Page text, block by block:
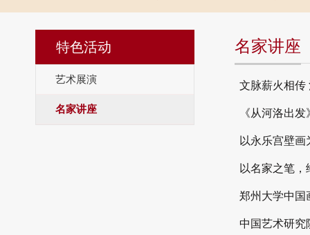
特色活动
艺术展演
名家讲座
名家讲座
文脉薪火相
《从河洛出
以永乐宫壁
以名家之笔，
郑州大学中国
中国艺术研究